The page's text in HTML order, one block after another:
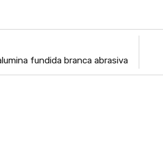
fundida branca abrasiva